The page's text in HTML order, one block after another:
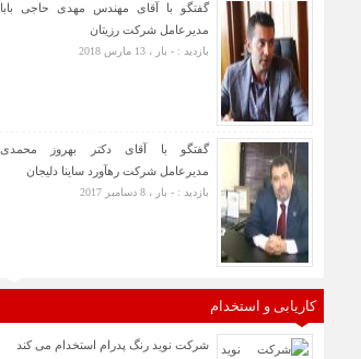
گفتگو با آقای مهندس مهدی حاجی بابا
مدیرعامل شرکت رزیتان
بازدید : - بار ، 13 مارس 2018
گفتگو با آقای دکتر بهروز محمدی
مدیرعامل شرکت رهآورد ساینا دلیجان
بازدید : - بار ، 8 دسامبر 2017
کاریابی و استخدام
شرکت نوید رنگ پدرام استخدام می کند